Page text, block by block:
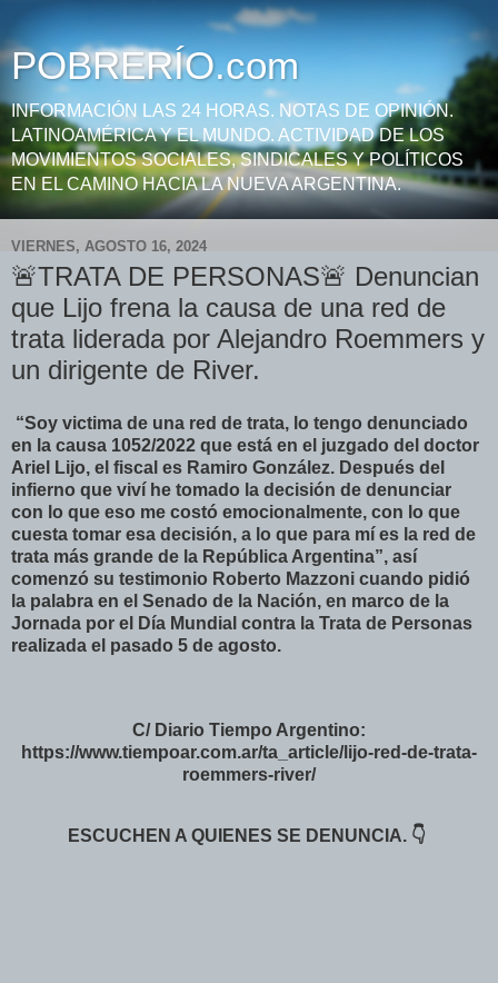
POBRERÍO.com
INFORMACIÓN LAS 24 HORAS. NOTAS DE OPINIÓN.
LATINOAMÉRICA Y EL MUNDO. ACTIVIDAD DE LOS
MOVIMIENTOS SOCIALES, SINDICALES Y POLÍTICOS
EN EL CAMINO HACIA LA NUEVA ARGENTINA.
VIERNES, AGOSTO 16, 2024
🚨TRATA DE PERSONAS🚨 Denuncian
que Lijo frena la causa de una red de
trata liderada por Alejandro Roemmers y
un dirigente de River.
“Soy victima de una red de trata, lo tengo denunciado
en la causa 1052/2022 que está en el juzgado del doctor
Ariel Lijo, el fiscal es Ramiro González. Después del
infierno que viví he tomado la decisión de denunciar
con lo que eso me costó emocionalmente, con lo que
cuesta tomar esa decisión, a lo que para mí es la red de
trata más grande de la República Argentina”, así
comenzó su testimonio Roberto Mazzoni cuando pidió
la palabra en el Senado de la Nación, en marco de la
Jornada por el Día Mundial contra la Trata de Personas
realizada el pasado 5 de agosto.
C/ Diario Tiempo Argentino:
https://www.tiempoar.com.ar/ta_article/lijo-red-de-trata-
roemmers-river/
ESCUCHEN A QUIENES SE DENUNCIA. 👇